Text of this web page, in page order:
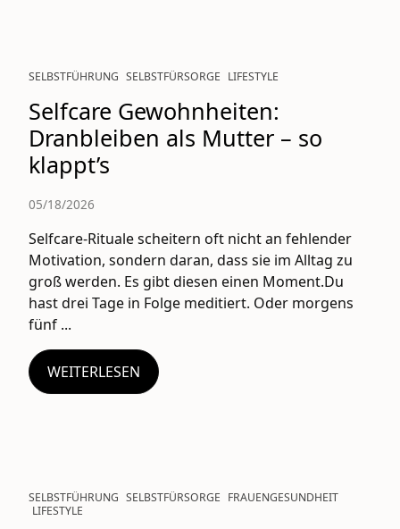
SELBSTFÜHRUNG SELBSTFÜRSORGE LIFESTYLE
Selfcare Gewohnheiten:
Dranbleiben als Mutter – so
klappt’s
05/18/2026
Selfcare-Rituale scheitern oft nicht an fehlender
Motivation, sondern daran, dass sie im Alltag zu
groß werden. Es gibt diesen einen Moment.Du
hast drei Tage in Folge meditiert. Oder morgens
fünf ...
WEITERLESEN
SELBSTFÜHRUNG SELBSTFÜRSORGE FRAUENGESUNDHEIT
LIFESTYLE